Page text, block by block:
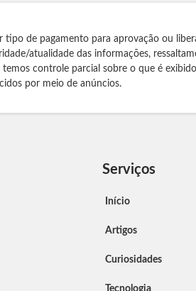
de pagamento para aprovação ou
atualidade das informações,
controle parcial sobre o que é
por meio de anúncios.
Serviços
Início
Artigos
Curiosidades
Tecnologia